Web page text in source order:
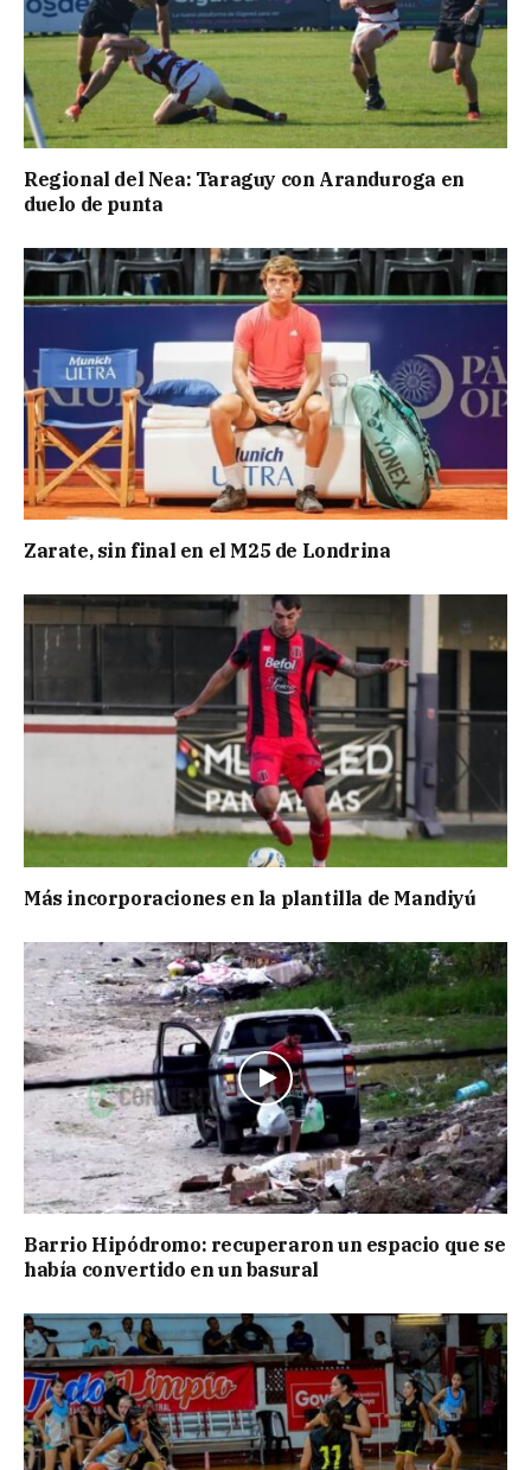
Regional del Nea: Taraguy con Aranduroga en
duelo de punta
Zarate, sin final en el M25 de Londrina
Más incorporaciones en la plantilla de Mandiyú
Barrio Hipódromo: recuperaron un espacio que se
había convertido en un basural